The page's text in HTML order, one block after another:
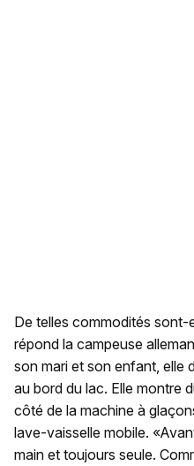
De telles commodités sont-
répond la campeuse
son mari et son enfant, elle
au bord du lac. Elle montre
côté de la machine à
lave-vaisselle mobile.
main et toujours seule.